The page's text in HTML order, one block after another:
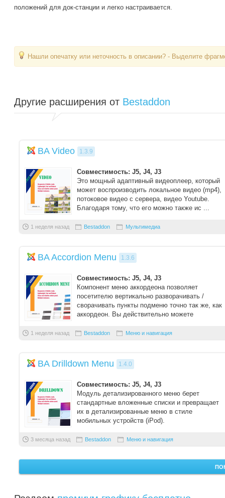
положений для док-станции и легко настраивается.
Нашли опечатку или неточность в описании? - Выделите
Другие расширения от Bestaddon
BA Video 1.3.9
Совместимость: J5, J4, J3
Это мощный адаптивный видеоплеер, который
может воспроизводить локальное видео (mp4),
потоковое видео с сервера, видео Youtube.
Благодаря тому, что его можно также ис ...
1 неделя назад Bestaddon Мультимедиа
BA Accordion Menu 1.3.6
Совместимость: J5, J4, J3
Компонент меню аккордеона позволяет
посетителю вертикально разворачивать /
сворачивать пункты подменю точно так же, как
аккордеон. Вы действительно можете
1 неделя назад Bestaddon Меню и навигация
BA Drilldown Menu 1.4.0
Совместимость: J5, J4, J3
Модуль детализированного меню берет
стандартные вложенные списки и превращает
их в детализированные меню в стиле
мобильных устройств (iPod).
3 месяца назад Bestaddon Меню и навигация